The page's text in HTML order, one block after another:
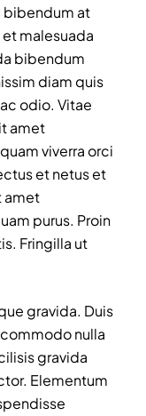
bibendum at
malesuada
bibendum
diam quis
odio. Vitae
amet
viverra orci
et netus et
amet
purus. Proin
Fringilla ut
gravida. Duis
nulla
gravida
Elementum